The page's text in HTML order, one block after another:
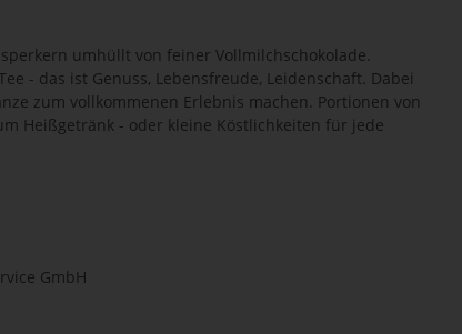
umhüllt von feiner Vollmilchschokolade.
- das ist Genuss, Lebensfreude, Leidenschaft. Dabei
zum vollkommenen Erlebnis machen. Portionen von
Heißgetränk - oder kleine Köstlichkeiten für jede
GmbH